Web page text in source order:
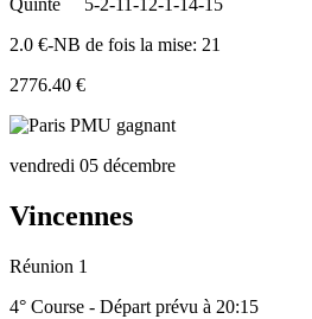
Quinte
5-2-11-12-1-14-15
2.0 €-NB de fois la mise: 21
2776.40 €
vendredi 05 décembre
Vincennes
Réunion 1
4° Course - Départ prévu à 20:15